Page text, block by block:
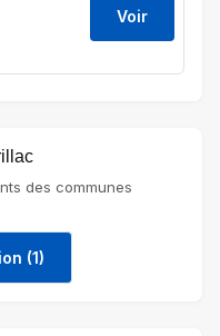
Voir
des communes
(1)